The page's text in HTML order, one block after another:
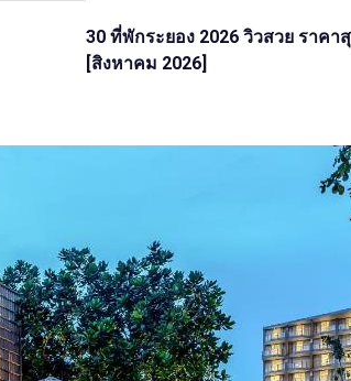
30 ที่พักระยอง 2026 วิวสวย ราคา
[สิงหาคม 2026]